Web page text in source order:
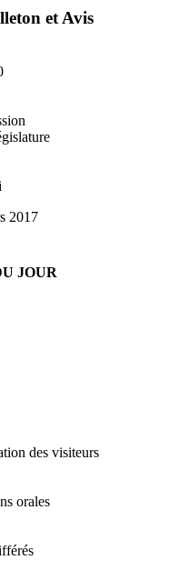
et Avis
2017
JOUR
des visiteurs
orales